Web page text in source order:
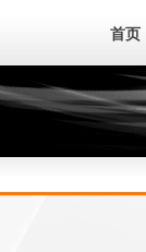
首页